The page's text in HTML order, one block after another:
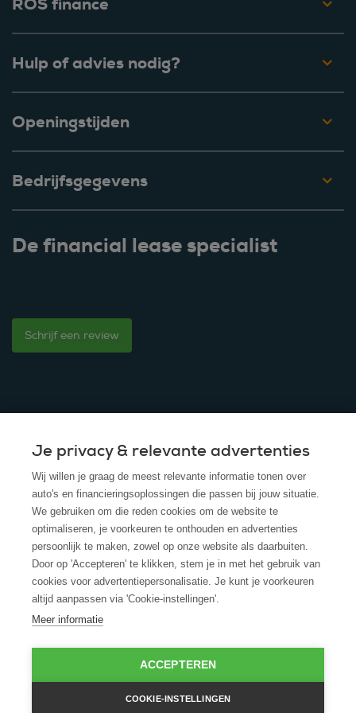
ROS finance
Hulp of advies nodig?
Openingstijden
Bedrijfsgegevens
De financial lease specialist
Schrijf een review
© 2025 - ROS Krediet Service
Algemene Voorwaarden
Disclaimer
Privacy Policy
Cookies
Cookie policy
Je privacy & relevante advertenties
Wij willen je graag de meest relevante informatie tonen over
auto's en financieringsoplossingen die passen bij jouw situatie.
We gebruiken om die reden cookies om de website te
optimaliseren, je voorkeuren te onthouden en advertenties
persoonlijk te maken, zowel op onze website als daarbuiten.
Door op 'Accepteren' te klikken, stem je in met het gebruik van
cookies voor advertentiepersonalisatie. Je kunt je voorkeuren
altijd aanpassen via 'Cookie-instellingen'.
Meer informatie
ACCEPTEREN
COOKIE-INSTELLINGEN